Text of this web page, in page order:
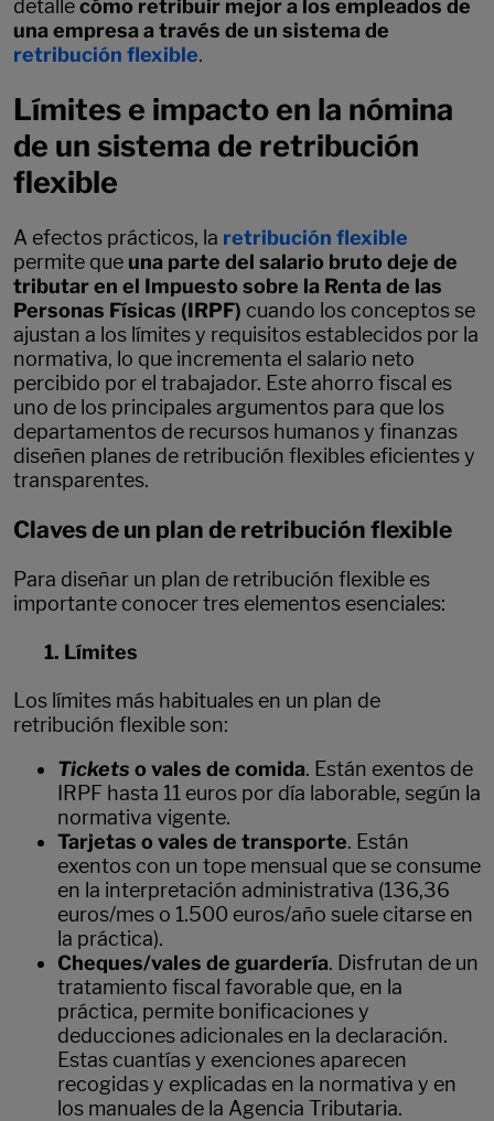
detallecómo retribuir mejor a los empleados de
una empresa a través de un sistema de
retribución flexible.
Límites e impacto en la nómina
de un sistema de retribución
flexible
A efectos prácticos, la retribución flexible
permite que una parte del salario bruto deje de
tributar en el Impuesto sobre la Renta de las
Personas Físicas (IRPF) cuando los conceptos se
ajustan a los límites y requisitos establecidos por la
normativa, lo que incrementa el salario neto
percibido por el trabajador. Este ahorro fiscal es
uno de los principales argumentos para que los
departamentos de recursos humanos y finanzas
diseñen planes de retribución flexibles eficientes y
transparentes.
Claves de un plan de retribución flexible
Para diseñar un plan de retribución flexible es
importante conocer tres elementos esenciales:
1. Límites
Los límites más habituales en un plan de
retribución flexible son:
Tickets o vales de comida. Están exentos de
IRPF hasta 11 euros por día laborable, según la
normativa vigente.
Tarjetas o vales de transporte. Están
exentos con un tope mensual que se consume
en la interpretación administrativa (136,36
euros/mes o 1.500 euros/año suele citarse en
la práctica).
Cheques/vales de guardería. Disfrutan de un
tratamiento fiscal favorable que, en la
práctica, permite bonificaciones y
deducciones adicionales en la declaración.
Estas cuantías y exenciones aparecen
recogidas y explicadas en la normativa y en
los manuales de la Agencia Tributaria.